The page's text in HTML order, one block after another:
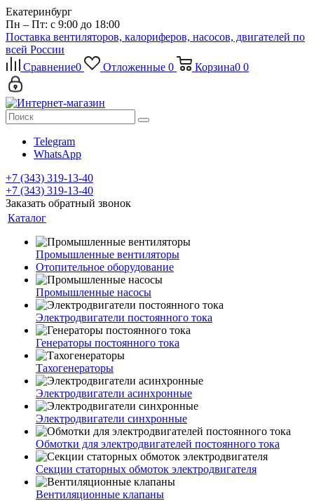
Екатеринбург
Пн – Пт: с 9:00 до 18:00
Поставка вентиляторов, калориферов, насосов, двигателей по
всей России
Сравнение0 Отложенные 0 Корзина0 0
Telegram
WhatsApp
+7 (343) 319-13-40
+7 (343) 319-13-40
Заказать обратный звонок
Каталог
Промышленные вентиляторы
Отопительное оборудование
Промышленные насосы
Электродвигатели постоянного тока
Генераторы постоянного тока
Тахогенераторы
Электродвигатели асинхронные
Электродвигатели синхронные
Обмотки для электродвигателей постоянного тока
Секции статорных обмоток электродвигателя
Вентиляционные клапаны